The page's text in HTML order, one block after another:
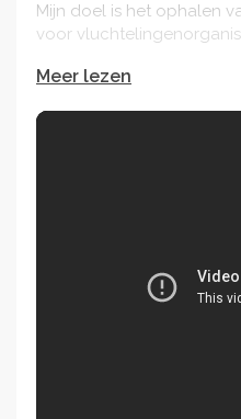
Mijn doel is het ophalen
voor
En dan stoppen ze
Connect by Music heeft
* Promotie-, administratie-
Meer lezen